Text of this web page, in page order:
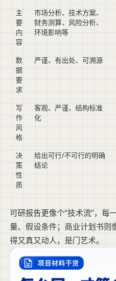
主
要
内
容
市场分析、技术方案、
财务测算、风险分析、
环境影响等
数
据
要
求
严谨、有出处、可溯源
写
作
风
格
客观、严谨、结构标准
化
决
策
性
质
给出可行/不可行的明确
结论
可研报告更像个“技术流”，每
量、假设条件；商业计划书则
得又真又动人，是门艺术。